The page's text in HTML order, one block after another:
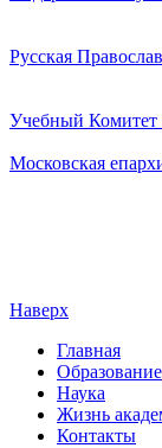
Русская
Учебный Комитет
Московская
Наверх
Главная
Образование
Наука
Жизнь
Контакты